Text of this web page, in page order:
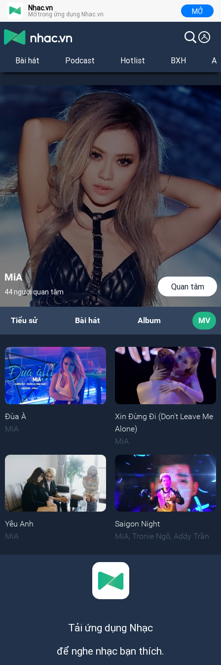
Nhac.vn
Mở trong ứng dụng Nhac.vn MỞ
Bài hát Podcast Hotlist BXH
MiA
44 người quan tâm
Quan tâm
Tiểu sử Bài hát Album MV
Đùa À
MiA
Xin Đừng Đi (Don't Leave Me
Alone)
MiA
Yêu Anh
MiA
Saigon Night
MiA, Tronie Ngô, Addy Trần
Tải ứng dụng Nhạc
để nghe nhạc bạn thích.